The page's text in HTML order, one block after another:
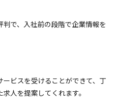
で、入社前の段階で企業情報を
ビスを受けることができて、丁
人を提案してくれます。